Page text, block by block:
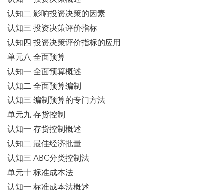
认知二 影响投资决策的因素
认知三 投资决策评价指标
认知四 投资决策评价指标的应用
单元八 全面预算
认知一 全面预算概述
认知二 全面预算编制
认知三 编制预算的专门方法
单元九 存货控制
认知一 存货控制概述
认知二 最佳经济批量
认知三 ABC分类控制法
单元十 标准成本法
认知一 标准成本法概述